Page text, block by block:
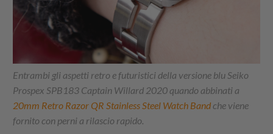
Entrambi gli aspetti retro e futuristici della versione blu Seiko
Prospex SPB183 Captain Willard 2020 quando abbinati a
20mm Retro Razor QR Stainless Steel Watch Band che viene
fornito con perni a rilascio rapido.